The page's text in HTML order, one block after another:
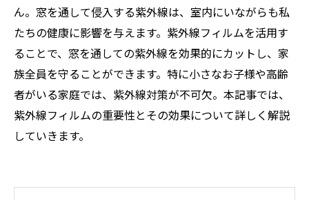
ん。窓を通して侵入する紫外線は、室内にいながらも私
たちの健康に影響を与えます。紫外線フィルムを活用す
ることで、窓を通しての紫外線を効果的にカットし、家
族全員を守ることができます。特に小さなお子様や高齢
者がいる家庭では、紫外線対策が不可欠。本記事では、
紫外線フィルムの重要性とその効果について詳しく解説
していきます。